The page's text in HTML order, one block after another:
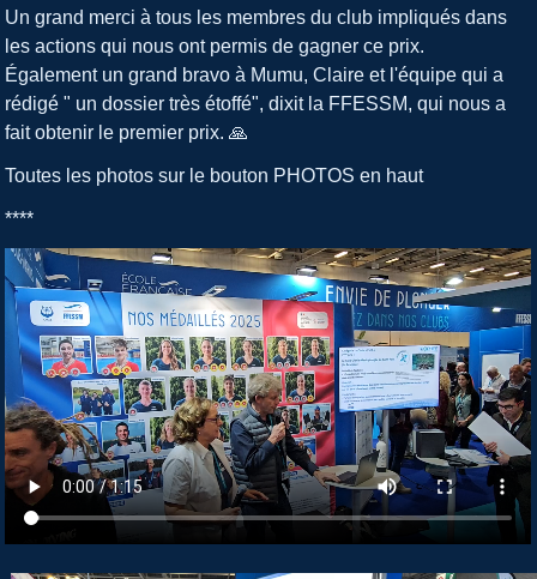
Un grand merci à tous les membres du club impliqués dans
les actions qui nous ont permis de gagner ce prix.
Également un grand bravo à Mumu, Claire et l'équipe qui a
rédigé " un dossier très étoffé", dixit la FFESSM, qui nous a
fait obtenir le premier prix. 🙏
Toutes les photos sur le bouton PHOTOS en haut
****